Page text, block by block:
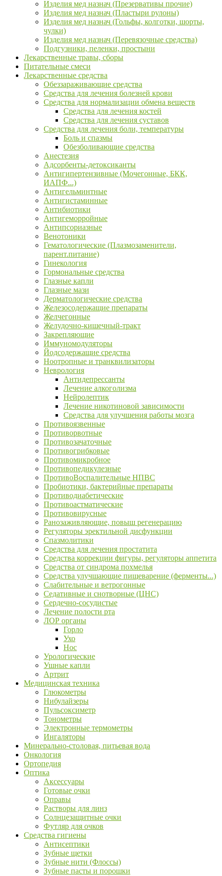
Изделия мед назнач (Презервативы прочие)
Изделия мед назнач (Пластыри рулоны)
Изделия мед назнач (Гольфы, колготки, шорты,
чулки)
Изделия мед назнач (Перевязочные средства)
Подгузники, пеленки, простыни
Лекарственные травы, сборы
Питательные смеси
Лекарственные средства
Обеззараживающие средства
Средства для лечения болезней крови
Средства для нормализации обмена веществ
Средства для лечения костей
Средства для лечения суставов
Средства для лечения боли, температуры
Боль и спазмы
Обезболивающие средства
Анестезия
Адсорбенты-детоксиканты
Антигипертензивные (Мочегонные, БКК,
ИАПФ...)
Антигельминтные
Антигистаминные
Антибиотики
Антигеморройные
Антипсориазные
Венотоники
Гематологические (Плазмозаменители,
парент.питание)
Гинекология
Гормональные средства
Глазные капли
Глазные мази
Дерматологические средства
Железосодержащие препараты
Желчегонные
Желудочно-кишечный-тракт
Закрепляющие
Иммуномодуляторы
Йодсодержащие средства
Ноотропные и транквилизаторы
Неврология
Антидепрессанты
Лечение алкоголизма
Нейролептик
Лечение никотиновой зависимости
Средства для улучшения работы мозга
Противоязвенные
Противорвотные
Противозачаточные
Противогрибковые
Противомикробное
Противопедикулезные
ПротивоВоспалительные НПВС
Пробиотики, бактерийные препараты
Противодиабетические
Противоастматические
Противовирусные
Ранозаживляющие, повыш регенерацию
Регуляторы эректильной дисфункции
Спазмолитики
Средства для лечения простатита
Средства коррекции фигуры, регуляторы аппетита
Средства от синдрома похмелья
Средства улучшающие пищеварение (ферменты...)
Слабительные и ветрогонные
Седативные и снотворные (ЦНС)
Сердечно-сосудистые
Лечение полости рта
ЛОР органы
Горло
Ухо
Нос
Урологические
Ушные капли
Артрит
Медицинская техника
Глюкометры
Нибулайзеры
Пульсоксиметр
Тонометры
Электронные термометры
Ингаляторы
Минерально-столовая, питьевая вода
Онкология
Ортопедия
Оптика
Аксессуары
Готовые очки
Оправы
Растворы для линз
Солнцезащитные очки
Футляр для очков
Средства гигиены
Антисептики
Зубные щетки
Зубные нити (Флоссы)
Зубные пасты и порошки